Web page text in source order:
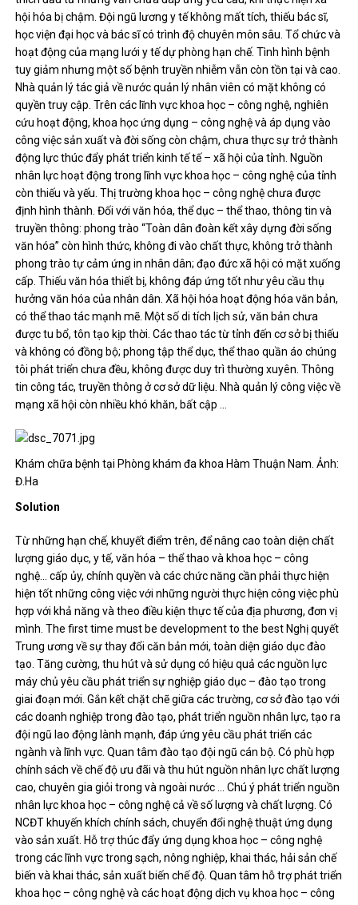
hội hóa bị chậm. Đội ngũ lương y tế không mất tích, thiếu bác sĩ,
học viện đại học và bác sĩ có trình độ chuyên môn sâu. Tổ chức và
hoạt động của mạng lưới y tế dự phòng hạn chế. Tình hình bệnh
tuy giảm nhưng một số bệnh truyền nhiễm vẫn còn tồn tại và cao.
Nhà quản lý tác giả về nước quản lý nhân viên có mặt không có
quyền truy cập. Trên các lĩnh vực khoa học – công nghệ, nghiên
cứu hoạt động, khoa học ứng dụng – công nghệ và áp dụng vào
công việc sản xuất và đời sống còn chậm, chưa thực sự trở thành
động lực thúc đẩy phát triển kinh tế tế – xã hội của tỉnh. Nguồn
nhân lực hoạt động trong lĩnh vực khoa học – công nghệ của tỉnh
còn thiếu và yếu. Thị trường khoa học – công nghệ chưa được
định hình thành. Đối với văn hóa, thể dục – thể thao, thông tin và
truyền thông: phong trào “Toàn dân đoàn kết xây dựng đời sống
văn hóa” còn hình thức, không đi vào chất thực, không trở thành
phong trào tự cảm ứng in nhân dân; đạo đức xã hội có mặt xuống
cấp. Thiếu văn hóa thiết bị, không đáp ứng tốt như yêu cầu thụ
hưởng văn hóa của nhân dân. Xã hội hóa hoạt động hóa văn bản,
có thể thao tác mạnh mẽ. Một số di tích lịch sử, văn bản chưa
được tu bổ, tôn tạo kịp thời. Các thao tác từ tỉnh đến cơ sở bị thiếu
và không có đồng bộ; phong tập thể dục, thể thao quần áo chúng
tôi phát triển chưa đều, không được duy trì thường xuyên. Thông
tin công tác, truyền thông ở cơ sở dữ liệu. Nhà quản lý công việc về
mạng xã hội còn nhiều khó khăn, bất cập …
Khám chữa bệnh tại Phòng khám đa khoa Hàm Thuận Nam. Ảnh:
Đ.Ha
Solution
Từ những hạn chế, khuyết điểm trên, để nâng cao toàn diện chất
lượng giáo dục, y tế, văn hóa – thể thao và khoa học – công
nghệ… cấp ủy, chính quyền và các chức năng cần phải thực hiện
hiện tốt những công việc với những người thực hiện công việc phù
hợp với khả năng và theo điều kiện thực tế của địa phương, đơn vị
mình. The first time must be development to the best Nghị quyết
Trung ương về sự thay đổi căn bản mới, toàn diện giáo dục đào
tạo. Tăng cường, thu hút và sử dụng có hiệu quả các nguồn lực
máy chủ yêu cầu phát triển sự nghiệp giáo dục – đào tạo trong
giai đoạn mới. Gắn kết chặt chẽ giữa các trường, cơ sở đào tạo với
các doanh nghiệp trong đào tạo, phát triển nguồn nhân lực, tạo ra
đội ngũ lao động lành mạnh, đáp ứng yêu cầu phát triển các
ngành và lĩnh vực. Quan tâm đào tạo đội ngũ cán bộ. Có phù hợp
chính sách về chế độ ưu đãi và thu hút nguồn nhân lực chất lượng
cao, chuyên gia giỏi trong và ngoài nước … Chú ý phát triển nguồn
nhân lực khoa học – công nghệ cả về số lượng và chất lượng. Có
NCĐT khuyến khích chính sách, chuyển đổi nghệ thuật ứng dụng
vào sản xuất. Hỗ trợ thúc đẩy ứng dụng khoa học – công nghệ
trong các lĩnh vực trong sạch, nông nghiệp, khai thác, hải sản chế
biến và khai thác, sản xuất biến chế độ. Quan tâm hỗ trợ phát triển
khoa học – công nghệ và các hoạt động dịch vụ khoa học – công